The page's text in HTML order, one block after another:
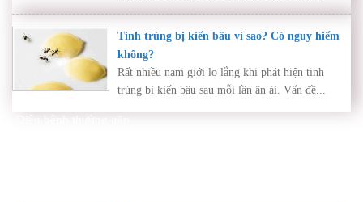
Tinh trùng bị kiến bâu vì sao? Có nguy hiểm
không?
Rất nhiều nam giới lo lắng khi phát hiện tinh
trùng bị kiến bâu sau mỗi lần ân ái. Vấn đề...